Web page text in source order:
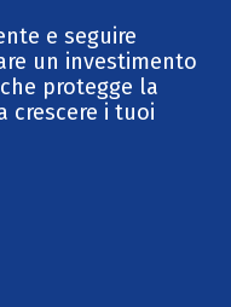
e seguire
un investimento
protegge la
crescere i tuoi